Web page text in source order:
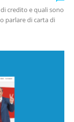
credito e quali sono
parlare di carta di